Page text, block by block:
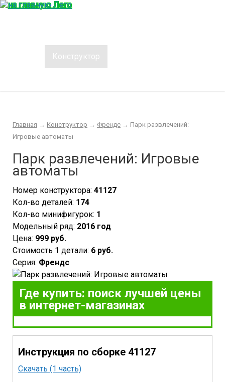
Конструктор
Главная → Конструктор → Френдс → Парк развлечений:
Игровые автоматы
Парк развлечений: Игровые
автоматы
Номер конструктора: 41127
Кол-во деталей: 174
Кол-во минифигурок: 1
Модельный ряд: 2016 год
Цена: 999 руб.
Стоимость 1 детали: 6 руб.
Серия: Френдс
Где купить: поиск лучшей цены
в интернет-магазинах
Инструкция по сборке 41127
Скачать (1 часть)